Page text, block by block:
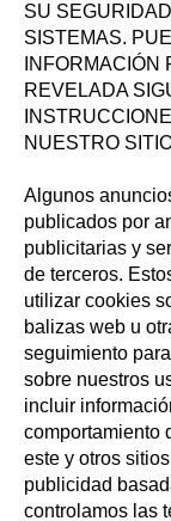
SU
SISTEMAS.
INFORMACIÓN
REVELADA
NUESTRO
Algunos
publicados por
publicitarias y
de terceros.
utilizar cookies
balizas web u
seguimiento
sobre nuestros
incluir
comportamiento
este y otros
publicidad
controlamos las